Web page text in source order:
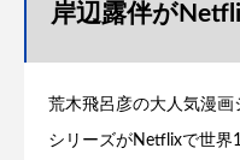
岸辺露伴が
荒木飛呂彦の大人気漫画
シリーズがNetflixで世界